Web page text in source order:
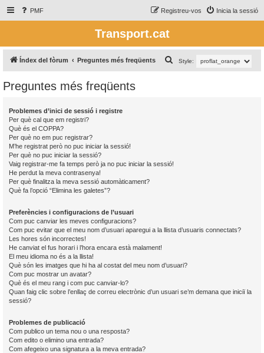
PMF Inicia la sessió
Registreu-vos
Transport.cat
Índex del fòrum Preguntes més freqüents Style:
e
Preguntes més freqüents
Problemes d’inici de sessió i registre
Per què cal que em registri?
Què és el COPPA?
Per què no em puc registrar?
M’he registrat però no puc iniciar la sessió!
Per què no puc iniciar la sessió?
Vaig registrar-me fa temps però ja no puc iniciar la sessió!
He perdut la meva contrasenya!
Per què finalitza la meva sessió automàticament?
Què fa l’opció “Elimina les galetes”?
Preferències i configuracions de l’usuari
Com puc canviar les meves configuracions?
Com puc evitar que el meu nom d’usuari aparegui a la llista d’usuaris connectats?
Les hores són incorrectes!
He canviat el fus horari i l’hora encara està malament!
El meu idioma no és a la llista!
Què són les imatges que hi ha al costat del meu nom d’usuari?
Com puc mostrar un avatar?
Què és el meu rang i com puc canviar-lo?
Quan faig clic sobre l’enllaç de correu electrònic d’un usuari se’m demana que iniciï la
sessió?
Problemes de publicació
Com publico un tema nou o una resposta?
Com edito o elimino una entrada?
Com afegeixo una signatura a la meva entrada?